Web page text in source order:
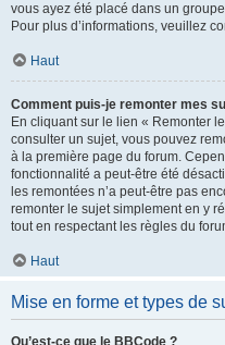
vous ayez été placé dans un
Pour plus d’informations, veuillez
Haut
Comment puis-je remonter mes
En cliquant sur le lien « Remonter
consulter un sujet, vous pouvez
à la première page du forum.
fonctionnalité a peut-être été
les remontées n’a peut-être pas
remonter le sujet simplement en y
tout en respectant les règles du
Haut
Mise en forme et types de
Qu’est-ce que le BBCode ?